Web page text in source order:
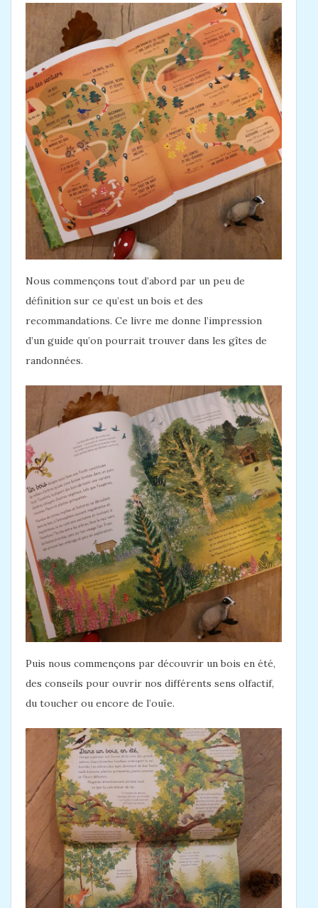
Nous commençons tout d’abord par un peu de
définition sur ce qu’est un bois et des
recommandations. Ce livre me donne l’impression
d’un guide qu’on pourrait trouver dans les gîtes de
randonnées.
Puis nous commençons par découvrir un bois en été,
des conseils pour ouvrir nos différents sens olfactif,
du toucher ou encore de l’ouïe.